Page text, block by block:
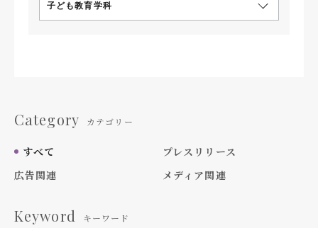
子ども教育学科
Category カテゴリー
すべて
プレスリリース
広告関連
メディア関連
Keyword キーワード